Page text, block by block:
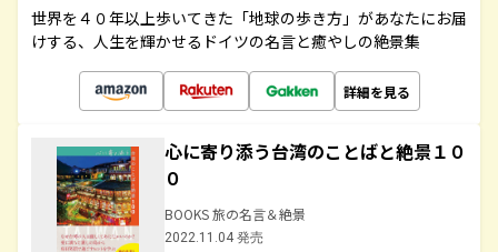
世界を４０年以上歩いてきた「地球の歩き方」があなたにお届
けする、人生を輝かせるドイツの名言と癒やしの絶景集
詳細を見る
心に寄り添う台湾のことばと絶景１０
０
BOOKS 旅の名言＆絶景
2022.11.04 発売